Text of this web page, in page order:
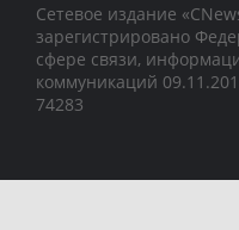
Сетевое издание
зарегистрировано
сфере связи,
коммуникаций
74283